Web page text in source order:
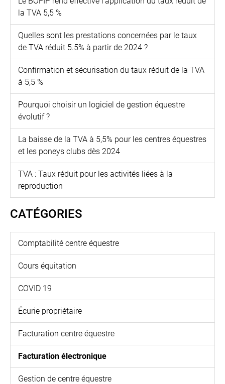
la TVA 5,5 %
Quelles sont les prestations concernées par le taux
de TVA réduit 5.5% à partir de 2024 ?
Confirmation et sécurisation du taux réduit de la TVA
à 5,5 %
Pourquoi choisir un logiciel de gestion équestre
évolutif ?
La baisse de la TVA à 5,5% pour les centres équestres
et les poneys clubs dès 2024
TVA : Taux réduit pour les activités liées à la
reproduction
CATÉGORIES
Comptabilité centre équestre
Cours équitation
COVID 19
Écurie propriétaire
Facturation centre équestre
Facturation électronique
Gestion de centre équestre